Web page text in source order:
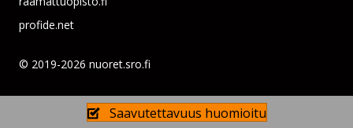
profide.net
© 2019-2026 nuoret.sro.fi
Saavutettavuus huomioitu